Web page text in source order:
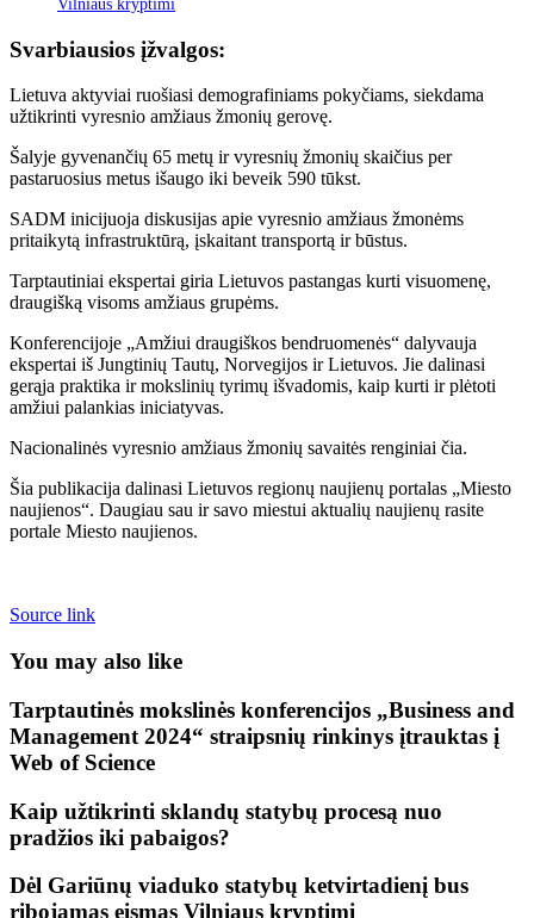
Svarbiausios įžvalgos:
Lietuva aktyviai ruošiasi demografiniams pokyčiams, siekdama
užtikrinti vyresnio amžiaus žmonių gerovę.
Šalyje gyvenančių 65 metų ir vyresnių žmonių skaičius per
pastaruosius metus išaugo iki beveik 590 tūkst.
SADM inicijuoja diskusijas apie vyresnio amžiaus žmonėms
pritaikytą infrastruktūrą, įskaitant transportą ir būstus.
Tarptautiniai ekspertai giria Lietuvos pastangas kurti visuomenę,
draugišką visoms amžiaus grupėms.
Konferencijoje „Amžiui draugiškos bendruomenės“ dalyvauja
ekspertai iš Jungtinių Tautų, Norvegijos ir Lietuvos. Jie dalinasi
gerąja praktika ir mokslinių tyrimų išvadomis, kaip kurti ir plėtoti
amžiui palankias iniciatyvas.
Nacionalinės vyresnio amžiaus žmonių savaitės renginiai čia.
Šia publikacija dalinasi Lietuvos regionų naujienų portalas „Miesto
naujienos“. Daugiau sau ir savo miestui aktualių naujienų rasite
portale Miesto naujienos.
Source link
You may also like
Tarptautinės mokslinės konferencijos „Business and
Management 2024“ straipsnių rinkinys įtrauktas į
Web of Science
Kaip užtikrinti sklandų statybų procesą nuo
pradžios iki pabaigos?
Dėl Gariūnų viaduko statybų ketvirtadienį bus
ribojamas eismas Vilniaus kryptimi